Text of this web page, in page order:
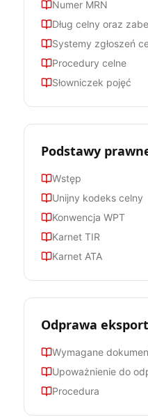
Numer MRN
Dług celny oraz
Systemy zgłoszeń
Procedury celne
Słowniczek pojęć
Podstawy
Wstęp
Unijny kodeks celny
Konwencja WPT
Karnet TIR
Karnet ATA
Odprawa
Wymagane
Upoważnienie do
Procedura